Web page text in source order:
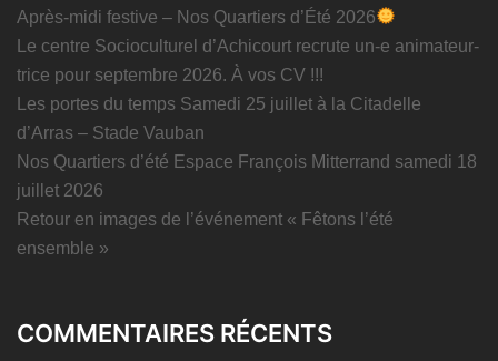
Après-midi festive – Nos Quartiers d’Été 2026
Le centre Socioculturel d’Achicourt recrute un-e animateur-
trice pour septembre 2026. À vos CV !!!
Les portes du temps Samedi 25 juillet à la Citadelle
d’Arras – Stade Vauban
Nos Quartiers d’été Espace François Mitterrand samedi 18
juillet 2026
Retour en images de l’événement « Fêtons l’été
ensemble »
COMMENTAIRES RÉCENTS